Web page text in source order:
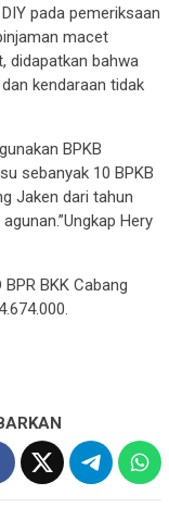
pada pemeriksaan
macet
didapatkan bahwa
kendaraan tidak
BPKB
sebanyak 10 BPKB
Jaken dari tahun
Hery
BKK Cabang